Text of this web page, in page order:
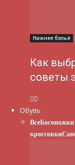
Нижнее бельё
Как
советы
Обувь
ВсеБосоножки
кроссовки